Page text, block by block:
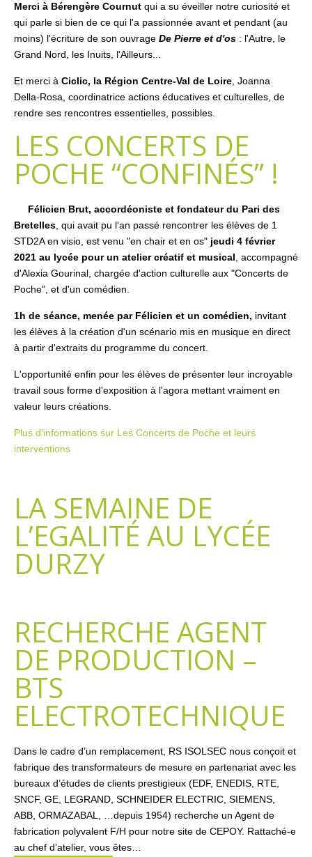
Merci à Bérengère Cournut qui a su éveiller notre curiosité et
qui parle si bien de ce qui l'a passionnée avant et pendant (au
moins) l'écriture de son ouvrage De Pierre et d'os : l'Autre, le
Grand Nord, les Inuits, l'Ailleurs...
Et merci à Ciclic, la Région Centre-Val de Loire, Joanna
Della-Rosa, coordinatrice actions éducatives et culturelles, de
rendre ses rencontres essentielles, possibles.
LES CONCERTS DE
POCHE “CONFINÉS” !
Félicien Brut, accordéoniste et fondateur du Pari des
Bretelles, qui avait pu l'an passé rencontrer les élèves de 1
STD2A en visio, est venu "en chair et en os" jeudi 4 février
2021 au lycée pour un atelier créatif et musical, accompagné
d'Alexia Gourinal, chargée d'action culturelle aux "Concerts de
Poche", et d'un comédien.
1h de séance, menée par Félicien et un comédien, invitant
les élèves à la création d'un scénario mis en musique en direct
à partir d'extraits du programme du concert.
L'opportunité enfin pour les élèves de présenter leur incroyable
travail sous forme d'exposition à l'agora mettant vraiment en
valeur leurs créations.
Plus d'informations sur Les Concerts de Poche et leurs
interventions
LA SEMAINE DE
L’EGALITÉ AU LYCÉE
DURZY
RECHERCHE AGENT
DE PRODUCTION –
BTS
ELECTROTECHNIQUE
Dans le cadre d’un remplacement, RS ISOLSEC nous conçoit et
fabrique des transformateurs de mesure en partenariat avec les
bureaux d’études de clients prestigieux (EDF, ENEDIS, RTE,
SNCF, GE, LEGRAND, SCHNEIDER ELECTRIC, SIEMENS,
ABB, ORMAZABAL, …depuis 1954) recherche un Agent de
fabrication polyvalent F/H pour notre site de CEPOY. Rattaché-e
au chef d’atelier, vous êtes…